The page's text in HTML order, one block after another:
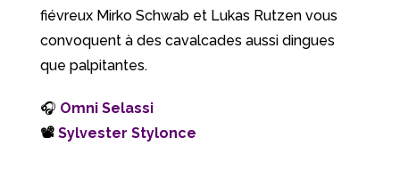
fiévreux Mirko Schwab et Lukas Rutzen vous
convoquent à des cavalcades aussi dingues
que palpitantes.
🎧 Omni Selassi
📽 Sylvester Stylonce